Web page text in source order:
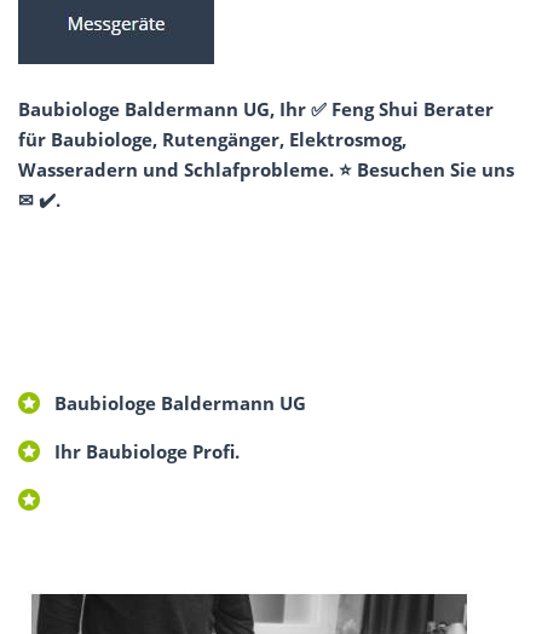
Baubiologe Baldermann UG, Ihr ✅ Feng Shui Berater
für Baubiologe, Rutengänger, Elektrosmog,
Wasseradern und Schlafprobleme. ⭐ Besuchen Sie uns
✉ ✔️.
Baubiologe Baldermann UG
Ihr Baubiologe Profi.